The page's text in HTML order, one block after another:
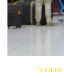
ТУРИЗМ